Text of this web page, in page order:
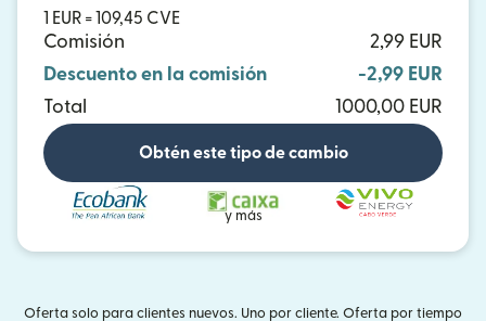
1 EUR = 109,45 CVE
Comisión
2,99 EUR
Descuento en la comisión
-2,99 EUR
Total
1000,00 EUR
Obtén este tipo de cambio
y más
Oferta solo para clientes nuevos. Uno por cliente. Oferta por tiempo